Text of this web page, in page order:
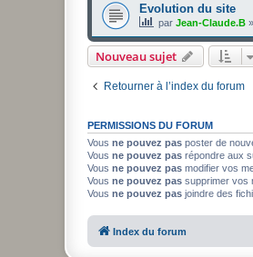
Evolution du site
par Jean-Claude.B »
Nouveau sujet
Retourner à l’index du forum
PERMISSIONS DU FORUM
Vous ne pouvez pas poster de
Vous ne pouvez pas répondre aux
Vous ne pouvez pas modifier vos
Vous ne pouvez pas supprimer vos
Vous ne pouvez pas joindre des
Index du forum